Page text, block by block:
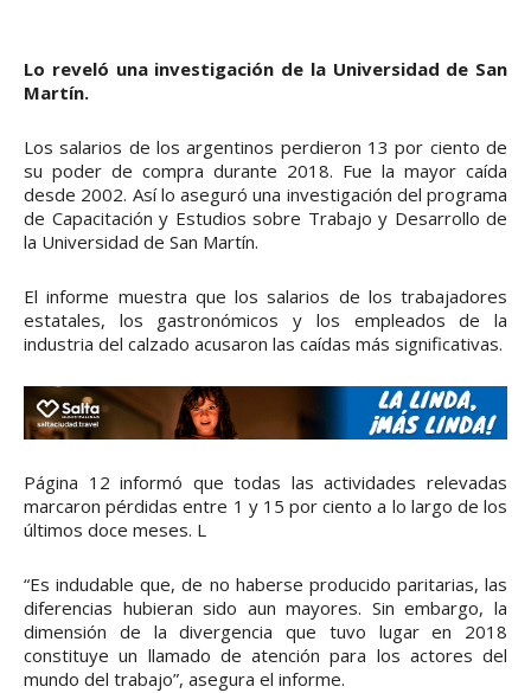
Lo reveló una investigación de la Universidad de San
Martín.
Los salarios de los argentinos perdieron 13 por ciento de
su poder de compra durante 2018. Fue la mayor caída
desde 2002. Así lo aseguró una investigación del programa
de Capacitación y Estudios sobre Trabajo y Desarrollo de
la Universidad de San Martín.
El informe muestra que los salarios de los trabajadores
estatales, los gastronómicos y los empleados de la
industria del calzado acusaron las caídas más significativas.
Página 12 informó que todas las actividades relevadas
marcaron pérdidas entre 1 y 15 por ciento a lo largo de los
últimos doce meses. L
“Es indudable que, de no haberse producido paritarias, las
diferencias hubieran sido aun mayores. Sin embargo, la
dimensión de la divergencia que tuvo lugar en 2018
constituye un llamado de atención para los actores del
mundo del trabajo”, asegura el informe.